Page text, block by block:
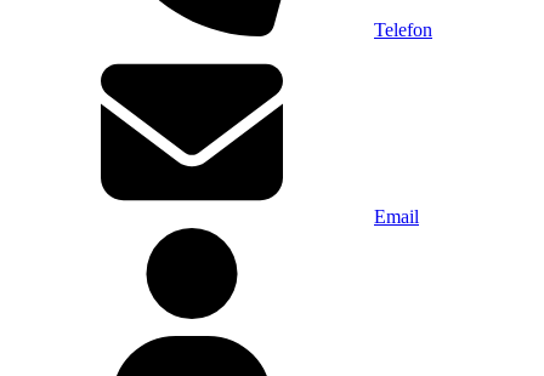
Telefon
Email